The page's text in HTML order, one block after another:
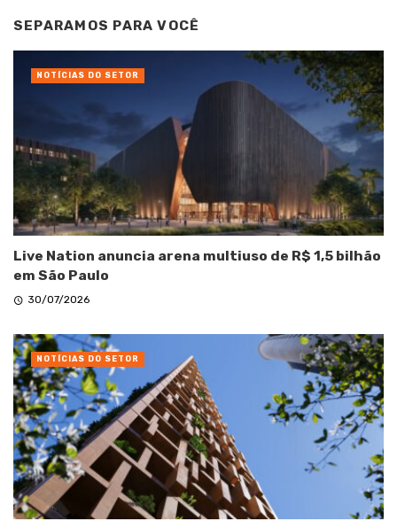
SEPARAMOS PARA VOCÊ
Live Nation anuncia arena multiuso de R$ 1,5 bilhão
em São Paulo
30/07/2026
NOTÍCIAS DO SETOR
NOTÍCIAS DO SETOR